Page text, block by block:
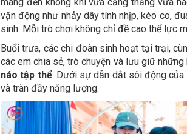
vận động như nhảy dây tính nhịp, kéo co,
sinh. Mỗi trò chơi không chỉ đề cao thể lực
Buổi trưa, các chi đoàn sinh hoạt tại trại,
các em chia sẻ, trò chuyện và lưu giữ
náo tập thể. Dưới sự dẫn dắt sôi động của
và tràn đầy năng lượng.